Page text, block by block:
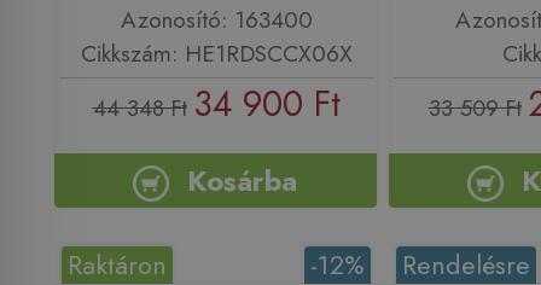
Azonosító: 163400
Cikkszám: HE1RDSCCX06X
44 348 Ft 34 900 Ft
Kosárba
33 509 Ft
-12%
Raktáron Rendelésre